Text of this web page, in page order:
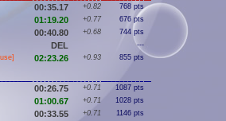
00:35.17 +0.82 768 pts
01:19.20 +0.77 676 pts
00:40.80 +0.68 744 pts
DEL ---
02:23.26 +0.93 855 pts
00:26.75 +0.71 1087 pts
01:00.67 +0.71 1028 pts
00:33.55 +0.71 1146 pts